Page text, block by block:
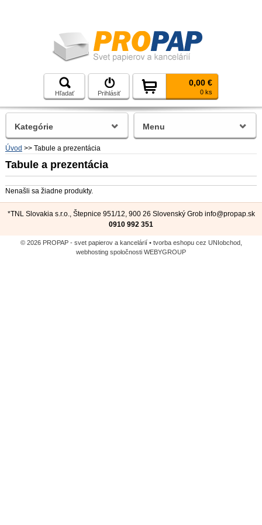
Hľadať Prihlásiť
0,00 €
0 ks
Úvod >> Tabule a prezentácia
Tabule a prezentácia
Nenašli sa žiadne produkty.
Kategórie Menu
*TNL Slovakia s.r.o., Štepnice 951/12, 900 26 Slovenský Grob info@propap.sk
0910 992 351
© 2026 PROPAP - svet papierov a kancelárií • tvorba eshopu cez UNIobchod,
webhosting spoločnosti WEBYGROUP